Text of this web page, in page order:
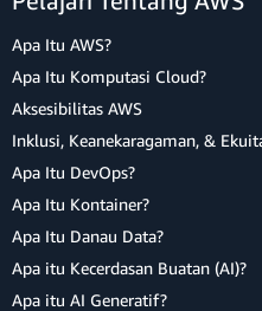
Apa Itu AWS?
Apa Itu Komputasi Cloud?
Aksesibilitas AWS
Inklusi, Keanekaragaman, &
Apa Itu DevOps?
Apa Itu Kontainer?
Apa Itu Danau Data?
Apa itu Kecerdasan Buatan (AI)?
Apa itu AI Generatif?